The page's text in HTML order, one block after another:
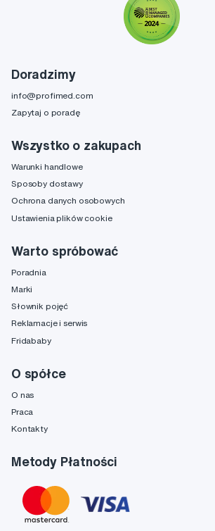
Doradzimy
info@profimed.com
Zapytaj o poradę
Wszystko o zakupach
Warunki handlowe
Sposoby dostawy
Ochrona danych osobowych
Ustawienia plików cookie
Warto spróbować
Poradnia
Marki
Słownik pojęć
Reklamacje i serwis
Fridababy
O spółce
O nas
Praca
Kontakty
Metody Płatności